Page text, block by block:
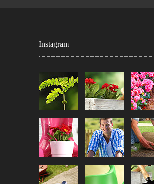
Instagram